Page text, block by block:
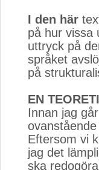
I den här
på hur vissa
uttryck på
språket
på
EN
Innan jag
Eftersom vi
jag det
ska